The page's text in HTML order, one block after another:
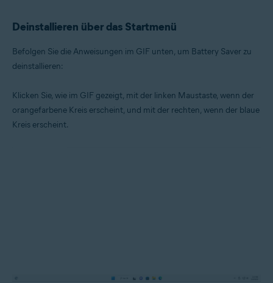
Deinstallieren über das Startmenü
Befolgen Sie die Anweisungen im GIF unten, um Battery Saver zu
deinstallieren:
Klicken Sie, wie im GIF gezeigt, mit der linken Maustaste, wenn der
orangefarbene Kreis erscheint, und mit der rechten, wenn der blaue
Kreis erscheint.